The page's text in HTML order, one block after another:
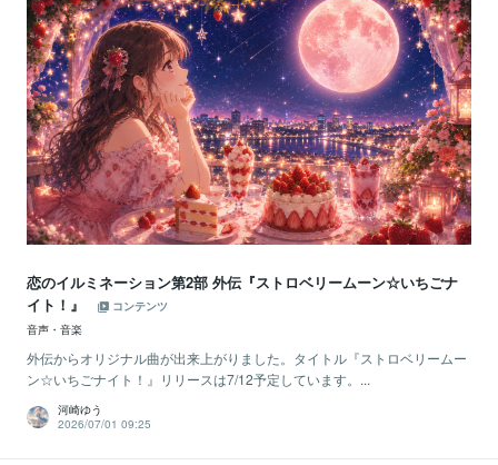
恋のイルミネーション第2部 外伝『ストロベリームーン☆いちごナ
イト！』
コンテンツ
音声・音楽
外伝からオリジナル曲が出来上がりました。タイトル『ストロベリームー
ン☆いちごナイト！』リリースは7/12予定しています。...
河崎ゆう
2026/07/01 09:25